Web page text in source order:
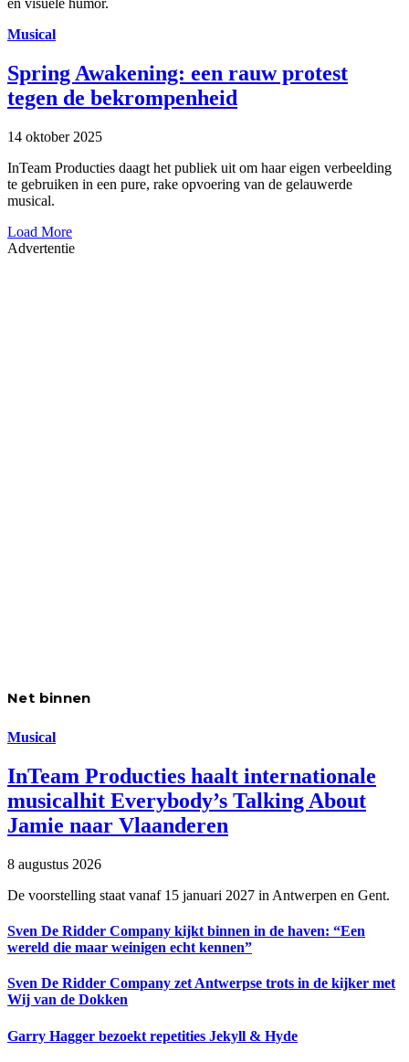
en visuele humor.
Musical
Spring Awakening: een rauw protest
tegen de bekrompenheid
14 oktober 2025
InTeam Producties daagt het publiek uit om haar eigen verbeelding
te gebruiken in een pure, rake opvoering van de gelauwerde
musical.
Load More
Advertentie
Net binnen
Musical
InTeam Producties haalt internationale
musicalhit Everybody’s Talking About
Jamie naar Vlaanderen
8 augustus 2026
De voorstelling staat vanaf 15 januari 2027 in Antwerpen en Gent.
Sven De Ridder Company kijkt binnen in de haven: “Een
wereld die maar weinigen echt kennen”
Sven De Ridder Company zet Antwerpse trots in de kijker met
Wij van de Dokken
Garry Hagger bezoekt repetities Jekyll & Hyde